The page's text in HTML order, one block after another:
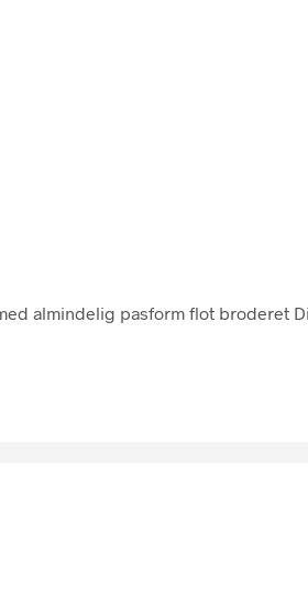
almindelig pasform flot broderet